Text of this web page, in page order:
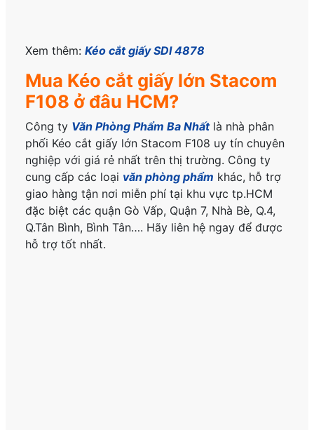
Xem thêm:Kéo cắt giấy SDI 4878
Mua Kéo cắt giấy lớn Stacom
F108 ở đâu HCM?
Công ty Văn Phòng Phẩm Ba Nhấtlà nhà phân
phối Kéo cắt giấy lớn Stacom F108 uy tín chuyên
nghiệp với giá rẻ nhất trên thị trường. Công ty
cung cấp các loại văn phòng phẩm khác, hỗ trợ
giao hàng tận nơi miễn phí tại khu vực tp.HCM
đặc biệt các quận Gò Vấp, Quận 7, Nhà Bè, Q.4,
Q.Tân Bình, Bình Tân…. Hãy liên hệ ngay để được
hỗ trợ tốt nhất.